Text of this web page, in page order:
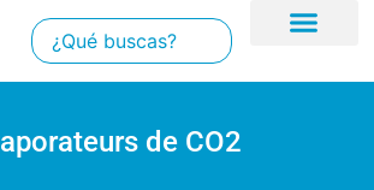
de CO2